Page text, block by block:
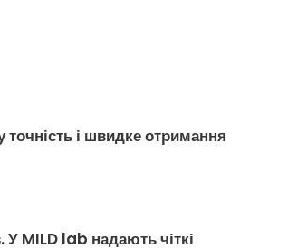
точність і швидке отримання
MILD lab надають чіткі